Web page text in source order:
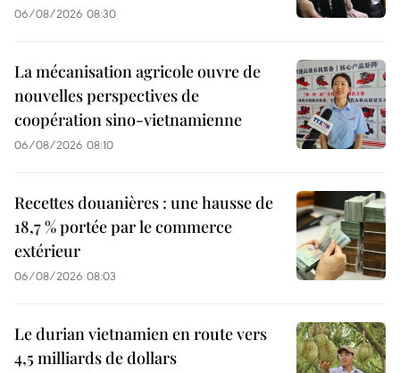
06/08/2026 08:30
La mécanisation agricole ouvre de
nouvelles perspectives de
coopération sino-vietnamienne
06/08/2026 08:10
Recettes douanières : une hausse de
18,7 % portée par le commerce
extérieur
06/08/2026 08:03
Le durian vietnamien en route vers
4,5 milliards de dollars